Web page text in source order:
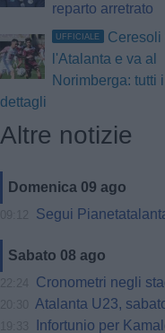
reparto arretrato
UFFICIALE
Ceresoli
l'Atalanta e va al
Norimberga: tutti i
dettagli
Altre notizie
Domenica 09 ago
Segui
Sabato 08 ago
Cronometri negli
Atalanta U23, sabato di
Infortunio per